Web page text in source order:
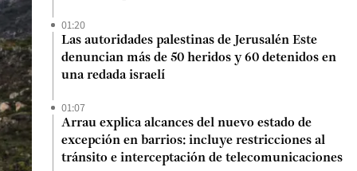
01:20
Las autoridades palestinas de Jerusalén Este
denuncian más de 50 heridos y 60 detenidos en
una redada israelí
01:07
Arrau explica alcances del nuevo estado de
excepción en barrios: incluye restricciones al
tránsito e interceptación de telecomunicaciones